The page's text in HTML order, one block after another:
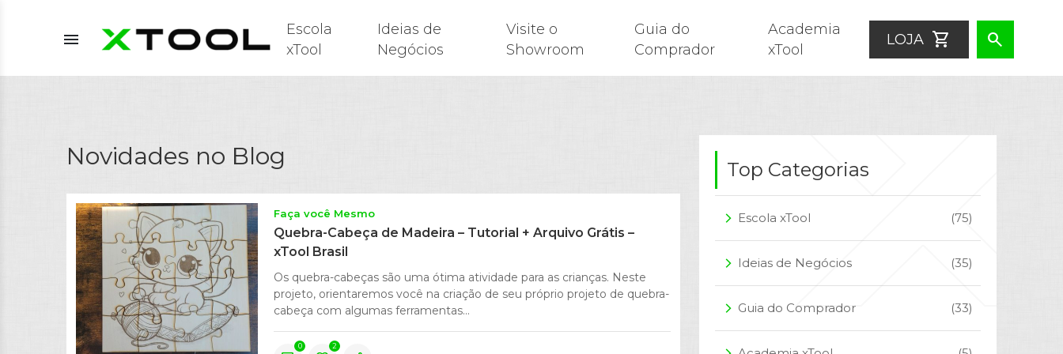
menu
Escola
xTool
Ideias de
Negócios
Visite o
Showroom
Guia do
Comprador
Academia
xTool
LOJA shopping_cart search
Novidades no Blog
Faça você Mesmo
Quebra-Cabeça de Madeira – Tutorial + Arquivo Grátis –
xTool Brasil
Os quebra-cabeças são uma ótima atividade para as crianças. Neste
projeto, orientaremos você na criação de seu próprio projeto de quebra-
cabeça com algumas ferramentas...
0 2
Top Categorias
arrow_forward_ios Escola xTool (75)
arrow_forward_ios Ideias de Negócios (35)
arrow_forward_ios Guia do Comprador (33)